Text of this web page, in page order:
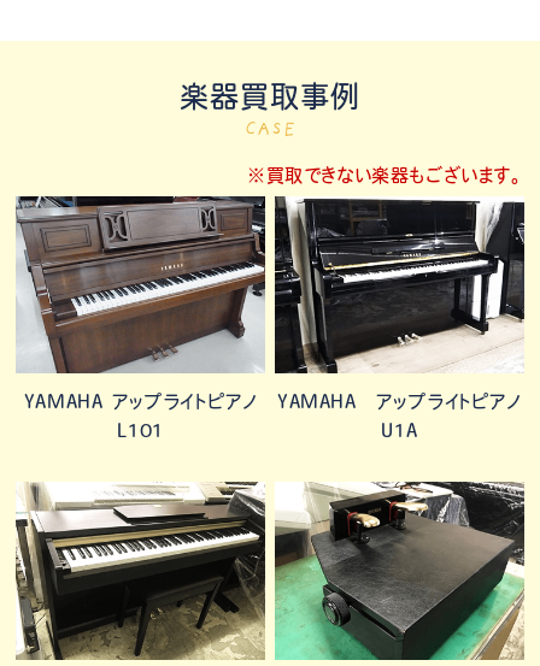
楽器買取事例
CASE
※買取できない楽器もございます。
YAMAHA アップライトピアノ
L101
YAMAHA アップライトピアノ
U1A